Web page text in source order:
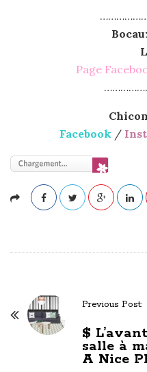
Page
Facebook /
Previous Post:
$
salle à
A Nice